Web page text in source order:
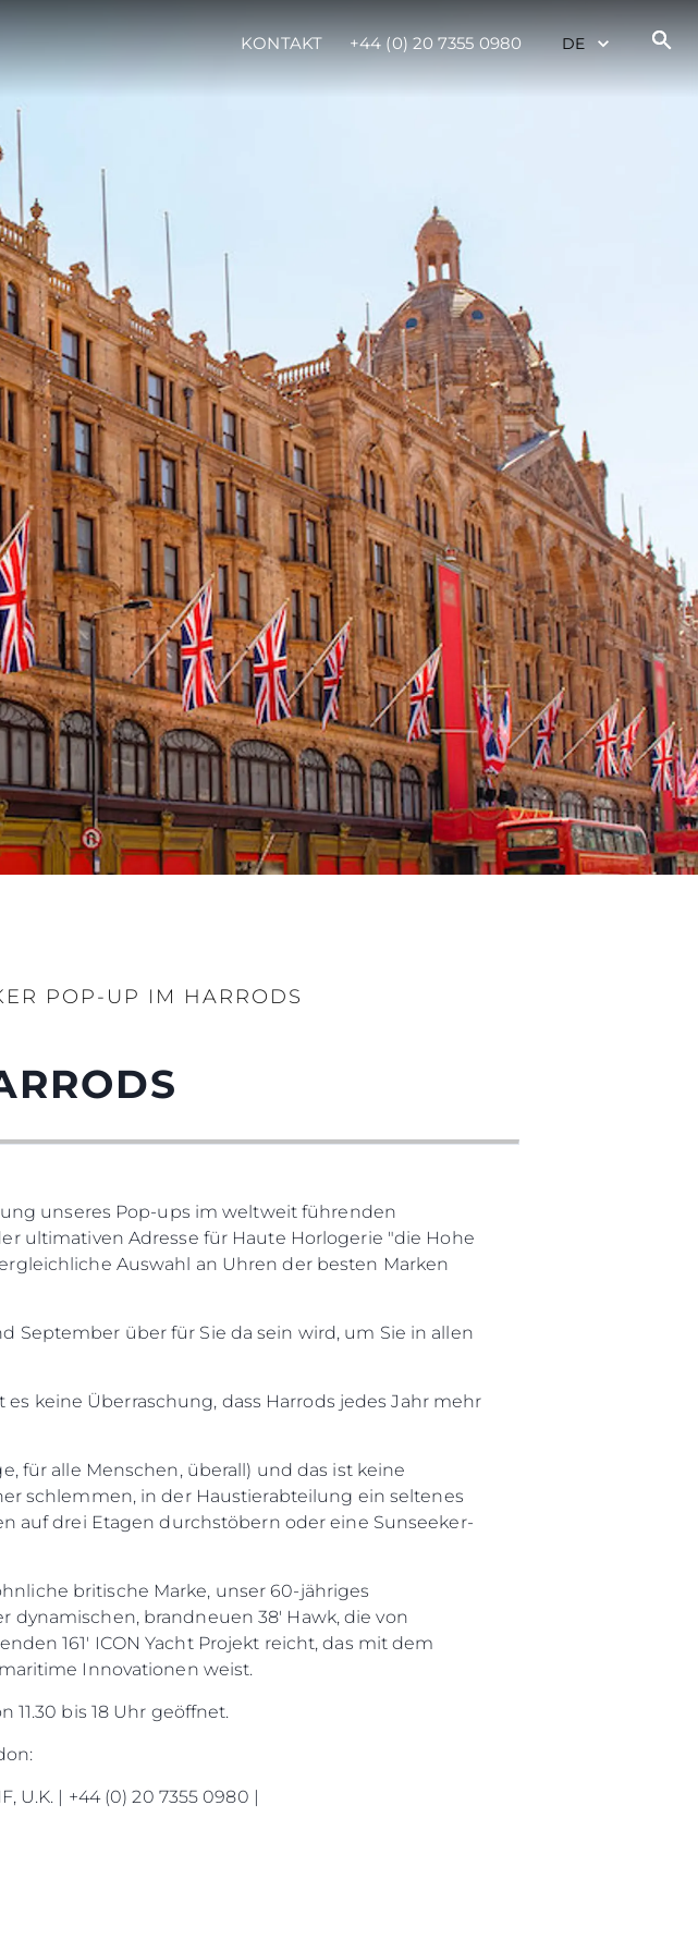
KONTAKT +44 (0) 20 7355 0980
POP-UP IM HARRODS
unseres Pop-ups im weltweit führenden
ultimativen Adresse für Haute Horlogerie "die Hohe
Auswahl an Uhren der besten Marken
September über für Sie da sein wird, um Sie in allen
keine Überraschung, dass Harrods jedes Jahr mehr
für alle Menschen, überall) und das ist keine
schlemmen, in der Haustierabteilung ein seltenes
auf drei Etagen durchstöbern oder eine Sunseeker-
britische Marke, unser 60-jähriges
brandneuen 38' Hawk, die von
161' ICON Yacht Projekt reicht, das mit dem
Innovationen weist.
11.30 bis 18 Uhr geöffnet.
U.K. | +44 (0) 20 7355 0980 |
Neuigkeiten
Veranstaltungen
Das Team
Request Parts
Test International Landing
Page
Portugal Lifestyle Version 1